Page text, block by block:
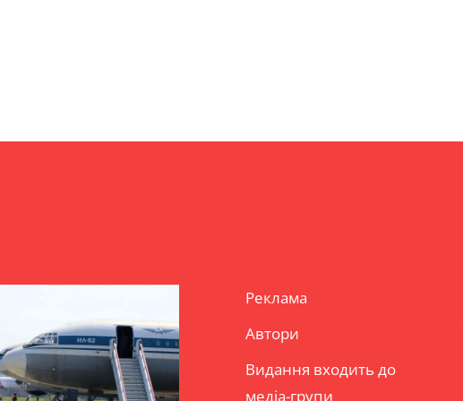
Реклама
Автори
Видання входить до
медіа-групи